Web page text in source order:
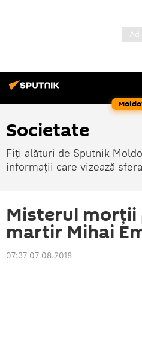
Societate
Fiți alături de Sputnik
informații care vizează
Misterul morții
martir Mihai
07:37 07.08.2018